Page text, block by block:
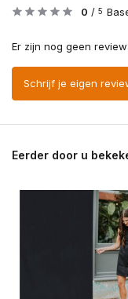
0 / 5
Er zijn nog geen
Schrijf je eigen
Eerder door u